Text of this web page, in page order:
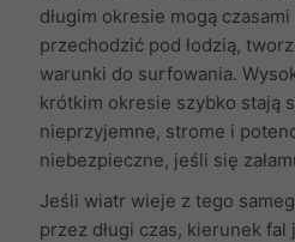
długim okresie mogą czasami
przechodzić pod łodzią,
warunki do surfowania.
krótkim okresie szybko stają
nieprzyjemne, strome i
niebezpieczne, jeśli się
Jeśli wiatr wieje z tego
przez długi czas, kierunek fal